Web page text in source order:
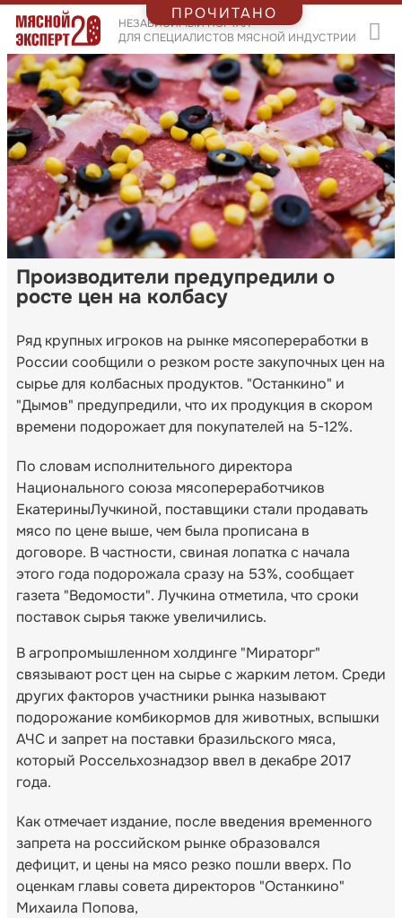
НЕЗАВИСИМЫЙ ПОРТАЛ
ДЛЯ СПЕЦИАЛИСТОВ МЯСНОЙ ИНДУСТРИИ
Производители предупредили о
росте цен на колбасу
Ряд крупных игроков на рынке мясопереработки в
России сообщили о резком росте закупочных цен на
сырье для колбасных продуктов. "Останкино" и
"Дымов" предупредили, что их продукция в скором
времени подорожает для покупателей на 5-12%.
По словам исполнительного директора
Национального союза мясопереработчиков
ЕкатериныЛучкиной, поставщики стали продавать
мясо по цене выше, чем была прописана в
договоре. В частности, свиная лопатка с начала
этого года подорожала сразу на 53%, сообщает
газета "Ведомости". Лучкина отметила, что сроки
поставок сырья также увеличились.
В агропромышленном холдинге "Мираторг"
связывают рост цен на сырье с жарким летом. Среди
других факторов участники рынка называют
подорожание комбикормов для животных, вспышки
АЧС и запрет на поставки бразильского мяса,
который Россельхознадзор ввел в декабре 2017
года.
Как отмечает издание, после введения временного
запрета на российском рынке образовался
дефицит, и цены на мясо резко пошли вверх. По
оценкам главы совета директоров "Останкино"
Михаила Попова,
ПРОЧИТАНО